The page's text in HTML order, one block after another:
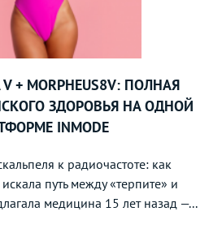
+ MORPHEUS8V: ПОЛНАЯ
ЗДОРОВЬЯ НА ОДНОЙ
INMODE
к радиочастоте: как
путь между «терпите» и
медицина 15 лет назад —...